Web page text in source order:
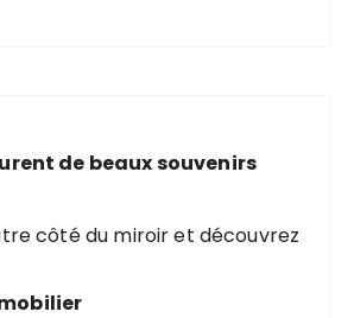
de beaux souvenirs
côté du miroir et découvrez